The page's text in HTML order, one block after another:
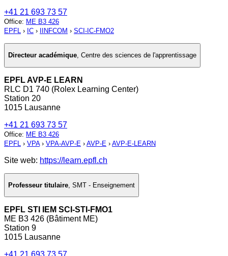
+41 21 693 73 57
Office: ME B3 426
EPFL › IC › IINFCOM › SCI-IC-FMO2
Directeur académique, Centre des sciences de l'apprentissage
EPFL AVP-E LEARN
RLC D1 740 (Rolex Learning Center)
Station 20
1015 Lausanne
+41 21 693 73 57
Office: ME B3 426
EPFL › VPA› VPA-AVP-E › AVP-E › AVP-E-LEARN
Site web: https://learn.epfl.ch
Professeur titulaire, SMT - Enseignement
EPFL STI IEM SCI-STI-FMO1
ME B3 426 (Bâtiment ME)
Station 9
1015 Lausanne